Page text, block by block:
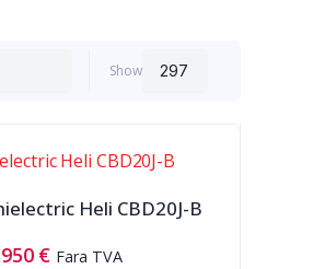
Show
Heli CBD20J-B
950 € Fara TVA